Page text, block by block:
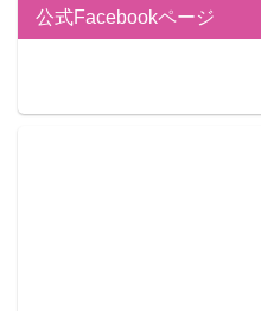
公式Facebookページ